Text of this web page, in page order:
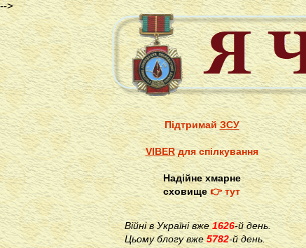
-->
ПідтримайЗСУ
VIBERдля спілкування
Надійне хмарне
сховище👉 тут
Війні в Україні вже1626-й день.
Цьому блогу вже 5782-й день.